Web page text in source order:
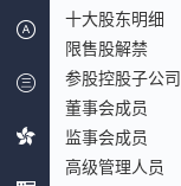
十大股东明细
限售股解禁
参股控股子公司
董事会成员
监事会成员
高级管理人员